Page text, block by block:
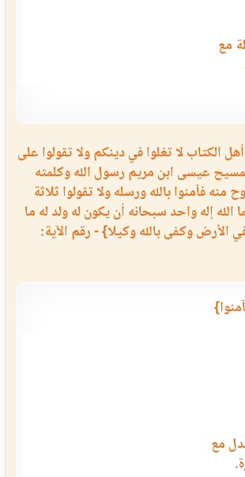
مع
الكتاب لا تغلوا في دينكم ولا تقولوا على
المسيح عيسى ابن مريم رسول الله وكلمته
منه فآمنوا بالله ورسله ولا تقولوا ثلاثة
الله إله واحد سبحانه أن يكون له ولد له ما
الأرض وكفى بالله وكيلا} - رقم الآية:
مع